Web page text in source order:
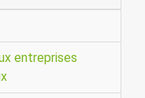
entreprises